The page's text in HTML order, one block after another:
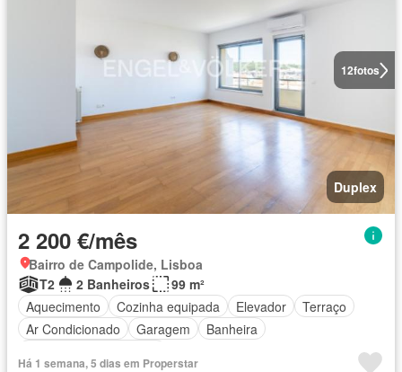
12fotos
Duplex
2 200 €/mês
Bairro de Campolide, Lisboa
T2
2 Banheiros
99 m²
Aquecimento
Cozinha equipada Elevador
Terraço
Ar Condicionado
Garagem
Banheira
Há 1 semana, 5 dias em Properstar